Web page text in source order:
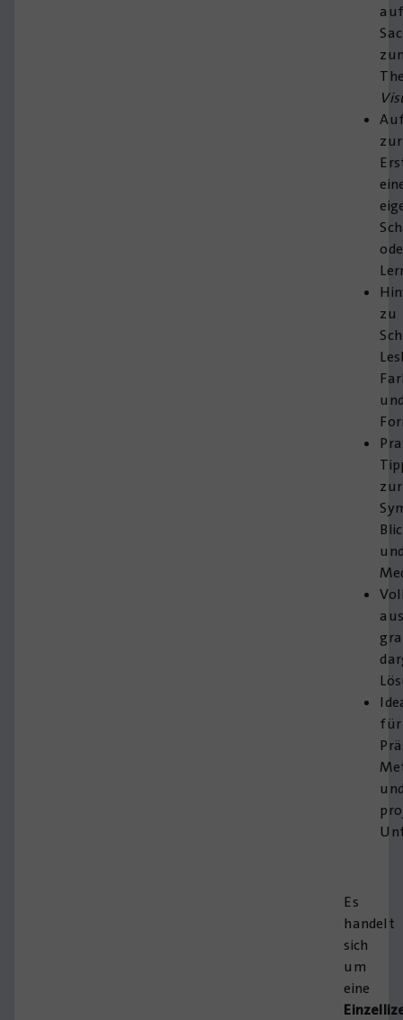
zur
zu
zur
für
Es
handelt
sich
um
eine